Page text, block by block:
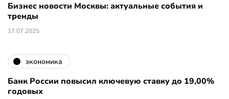
Бизнес новости Москвы: актуальные события и
тренды
17.07.2025
экономика
Банк России повысил ключевую ставку до 19,00%
годовых